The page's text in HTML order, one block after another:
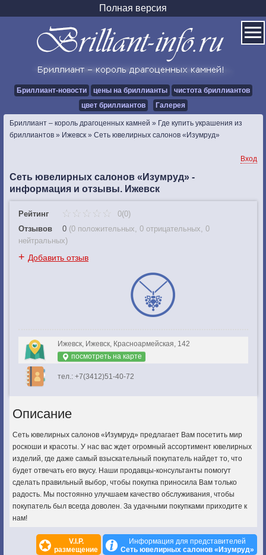
Полная версия
Бриллиант-новости цены на бриллианты
чистота бриллиантов
цвет бриллиантов
Галерея
Бриллиант – король драгоценных камней » Где купить украшения из
бриллиантов » Ижевск » Сеть ювелирных салонов «Изумруд»
Вход
Сеть ювелирных салонов «Изумруд» -
информация и отзывы. Ижевск
Рейтинг
0(0)
Отзывов
0 (0 положительных, 0 отрицательных, 0
нейтральных)
+ Добавить отзыв
Ижевск, Ижевск, Красноармейская, 142
посмотреть на карте
тел.: +7(3412)51-40-72
Описание
Сеть ювелирных салонов «Изумруд» предлагает Вам посетить мир
роскоши и красоты. У нас вас ждет огромный ассортимент ювелирных
изделий, где даже самый взыскательный покупатель найдет то, что
будет отвечать его вкусу. Наши продавцы-консультанты помогут
сделать правильный выбор, чтобы покупка приносила Вам только
радость. Мы постоянно улучшаем качество обслуживания, чтобы
покупатель был всегда доволен. За удачными покупками приходите к
нам!
V.I.P.
размещение
Информация для представителей
Сеть ювелирных салонов «Изумруд»